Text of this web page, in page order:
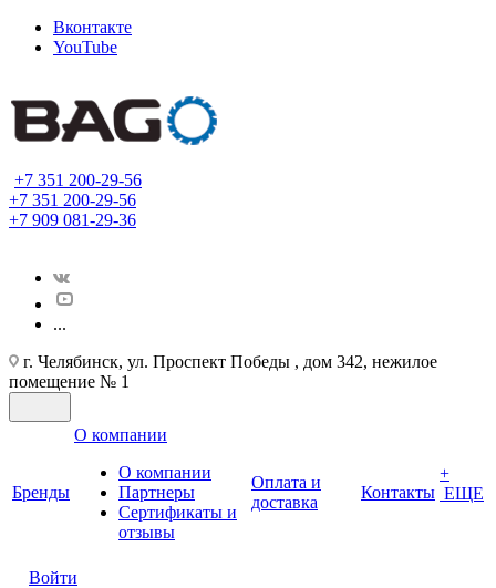
Вконтакте
YouTube
+7 351 200-29-56
+7 351 200-29-56
+7 909 081-29-36
...
г. Челябинск, ул. Проспект Победы , дом 342, нежилое
помещение № 1
Бренды
О компании
О компании
Партнеры
Cертификаты и
отзывы
Оплата и
доставка
Контакты
+
ЕЩЕ
Войти